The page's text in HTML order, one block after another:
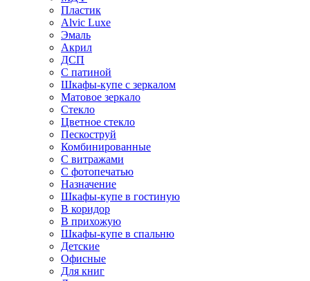
Пластик
Alvic Luxe
Эмаль
Акрил
ДСП
С патиной
Шкафы-купе с зеркалом
Матовое зеркало
Стекло
Цветное стекло
Пескоструй
Комбинированные
С витражами
С фотопечатью
Назначение
Шкафы-купе в гостиную
В коридор
В прихожую
Шкафы-купе в спальню
Детские
Офисные
Для книг